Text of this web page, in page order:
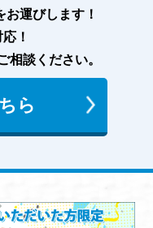
お運びします！
！
相談ください。
ら